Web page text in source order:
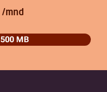
/mnd
500 MB